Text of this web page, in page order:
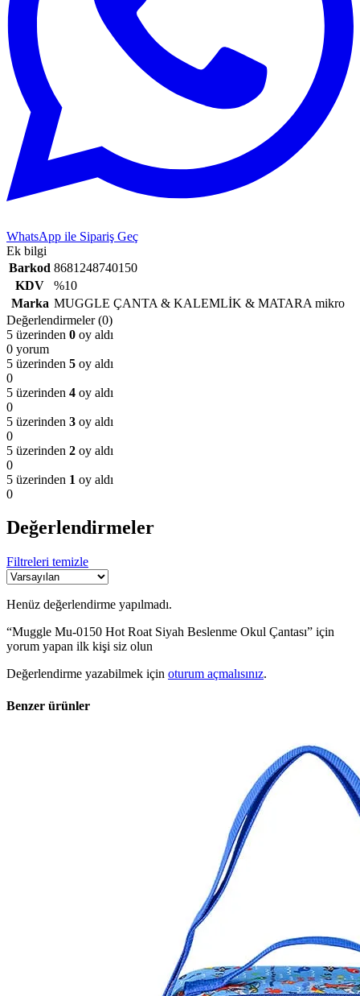
WhatsApp ile Sipariş Geç
Ek bilgi
Barkod 8681248740150
KDV
%10
Marka MUGGLE ÇANTA & KALEMLİK & MATARA mikro
Değerlendirmeler (0)
5 üzerinden 0 oy aldı
0 yorum
5 üzerinden 5 oy aldı
0
5 üzerinden 4 oy aldı
0
5 üzerinden 3 oy aldı
0
5 üzerinden 2 oy aldı
0
5 üzerinden 1 oy aldı
0
Değerlendirmeler
Filtreleri temizle
Henüz değerlendirme yapılmadı.
“Muggle Mu-0150 Hot Roat Siyah Beslenme Okul Çantası” için
yorum yapan ilk kişi siz olun
Değerlendirme yazabilmek için oturum açmalısınız.
Benzer ürünler